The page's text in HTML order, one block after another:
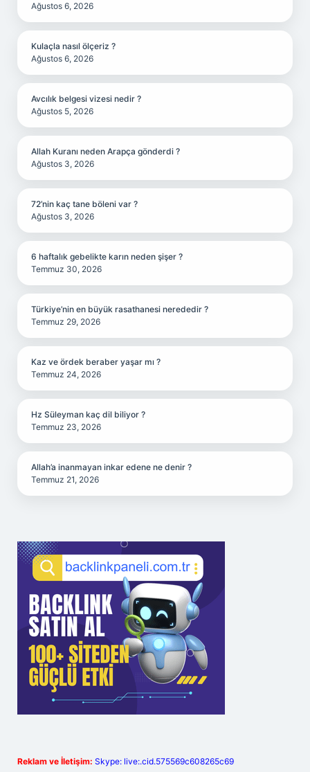
Ağustos 6, 2026
Kulaçla nasıl ölçeriz ?
Ağustos 6, 2026
Avcılık belgesi vizesi nedir ?
Ağustos 5, 2026
Allah Kuranı neden Arapça gönderdi ?
Ağustos 3, 2026
72’nin kaç tane böleni var ?
Ağustos 3, 2026
6 haftalık gebelikte karın neden şişer ?
Temmuz 30, 2026
Türkiye’nin en büyük rasathanesi nerededir ?
Temmuz 29, 2026
Kaz ve ördek beraber yaşar mı ?
Temmuz 24, 2026
Hz Süleyman kaç dil biliyor ?
Temmuz 23, 2026
Allah’a inanmayan inkar edene ne denir ?
Temmuz 21, 2026
Reklam ve İletişim: Skype: live:.cid.575569c608265c69